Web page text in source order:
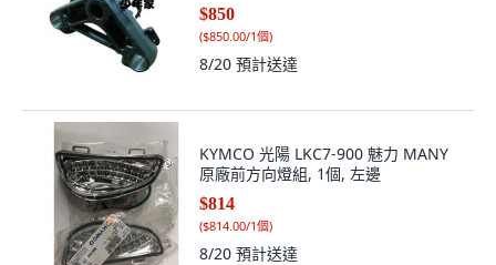
$850
($850.00/1個)
8/20 預計送達
KYMCO 光陽 LKC7-900 魅力 MANY
原廠前方向燈組, 1個, 左邊
$814
($814.00/1個)
8/20 預計送達